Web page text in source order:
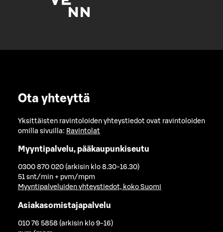
Ota yhteyttä
Yksittäisten ravintoloiden yhteystiedot ovat ravintoloiden
omilla sivuilla: Ravintolat
Myyntipalvelu, pääkaupunkiseutu
0300 870 020 (arkisin klo 8.30-16.30)
51 snt/min + pvm/mpm
Myyntipalveluiden yhteystiedot, koko Suomi
Asiakasomistajapalvelu
010 76 5858 (arkisin klo 9-16)